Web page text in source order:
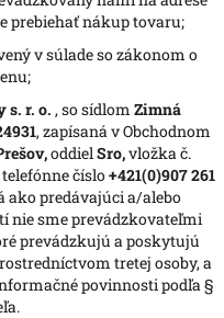
prebiehať nákup tovaru;
v súlade so zákonom o
s. r. o. , so sídlom Zimná
, zapísaná v Obchodnom
oddielSro,vložka č.
telefónne číslo+421(0)907 261
ako predávajúci a/alebo
nie sme prevádzkovateľmi
prevádzkujú a poskytujú
tretej osoby, a
povinnosti podľa §